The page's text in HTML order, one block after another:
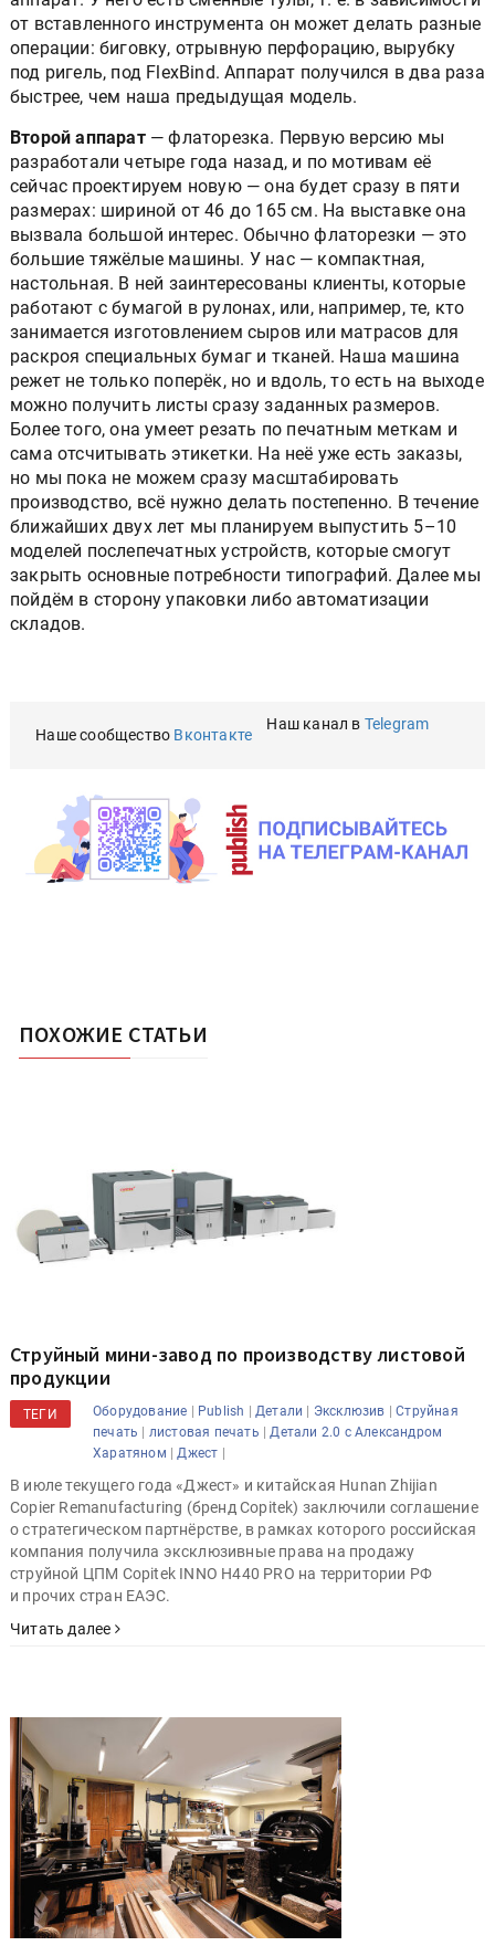
от вставленного инструмента он может делать разные
операции: биговку, отрывную перфорацию, вырубку
под ригель, под FlexBind. Аппарат получился в два раза
быстрее, чем наша предыдущая модель.
Второй аппарат— флаторезка. Первую версию мы
разработали четыре года назад, и по мотивам её
сейчас проектируем новую — она будет сразу в пяти
размерах: шириной от 46 до 165 см. На выставке она
вызвала большой интерес. Обычно флаторезки — это
большие тяжёлые машины. У нас — компактная,
настольная. В ней заинтересованы клиенты, которые
работают с бумагой в рулонах, или, например, те, кто
занимается изготовлением сыров или матрасов для
раскроя специальных бумаг и тканей. Наша машина
режет не только поперёк, но и вдоль, то есть на выходе
можно получить листы сразу заданных размеров.
Более того, она умеет резать по печатным меткам и
сама отсчитывать этикетки. На неё уже есть заказы,
но мы пока не можем сразу масштабировать
производство, всё нужно делать постепенно. В течение
ближайших двух лет мы планируем выпустить 5–10
моделей послепечатных устройств, которые смогут
закрыть основные потребности типографий. Далее мы
пойдём в сторону упаковки либо автоматизации
складов.
Наше сообщество Вконтакте
Наш канал в Telegram
ПОХОЖИЕ СТАТЬИ
Струйный мини-завод по производству листовой
продукции
ТЕГИ Оборудование | Publish |Детали | Эксклюзив |Струйная
печать | листовая печать |Детали 2.0 с Александром
Харатяном |Джест |
В июле текущего года «Джест» и китайская Hunan Zhijian
Copier Remanufacturing (бренд Copitek) заключили соглашение
о стратегическом партнёрстве, в рамках которого российская
компания получила эксклюзивные права на продажу
струйной ЦПМ Copitek INNO H440 PRO на территории РФ
и прочих стран ЕАЭС.
Читать далее